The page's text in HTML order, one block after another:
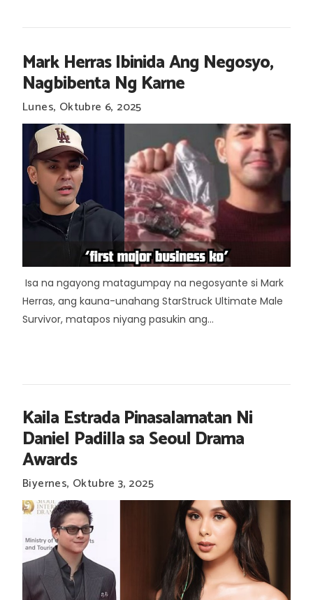
Mark Herras Ibinida Ang Negosyo,
Nagbibenta Ng Karne
Lunes, Oktubre 6, 2025
Isa na ngayong matagumpay na negosyante si Mark
Herras, ang kauna-unahang StarStruck Ultimate Male
Survivor, matapos niyang pasukin ang...
Kaila Estrada Pinasalamatan Ni
Daniel Padilla sa Seoul Drama
Awards
Biyernes, Oktubre 3, 2025